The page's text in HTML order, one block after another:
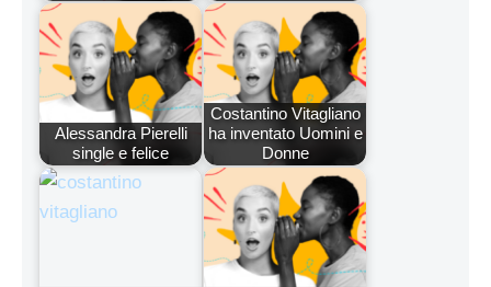
Alessandra Pierelli
single e felice
Costantino Vitagliano
ha inventato Uomini e
Donne